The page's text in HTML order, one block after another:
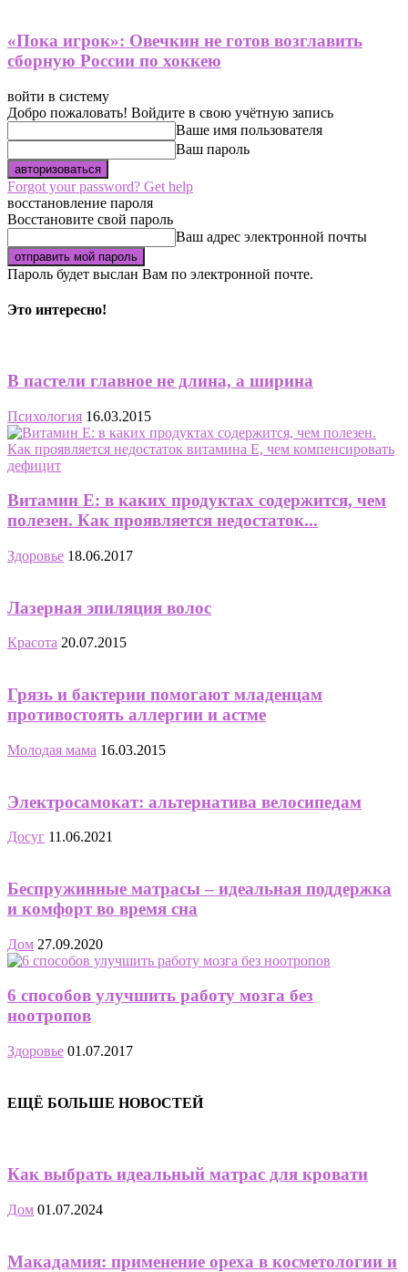
«Пока игрок»: Овечкин не готов возглавить
сборную России по хоккею
войти в систему
Добро пожаловать! Войдите в свою учётную запись
Ваше имя пользователя
Ваш пароль
Forgot your password? Get help
восстановление пароля
Восстановите свой пароль
Ваш адрес электронной почты
Пароль будет выслан Вам по электронной почте.
Это интересно!
В пастели главное не длина, а ширина
Психология 16.03.2015
Витамин Е: в каких продуктах содержится, чем
полезен. Как проявляется недостаток...
Здоровье 18.06.2017
Лазерная эпиляция волос
Красота 20.07.2015
Грязь и бактерии помогают младенцам
противостоять аллергии и астме
Молодая мама 16.03.2015
Электросамокат: альтернатива велосипедам
Досуг 11.06.2021
Беспружинные матрасы – идеальная поддержка
и комфорт во время сна
Дом 27.09.2020
6 способов улучшить работу мозга без
ноотропов
Здоровье 01.07.2017
ЕЩЁ БОЛЬШЕ НОВОСТЕЙ
Как выбрать идеальный матрас для кровати
Дом 01.07.2024
Макадамия: применение ореха в косметологии и